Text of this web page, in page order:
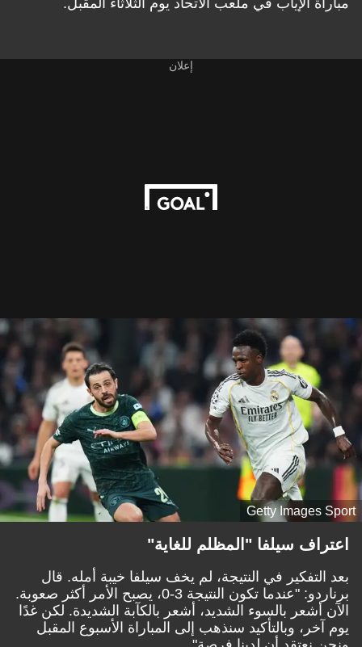
إعلان
Getty Images Sport
اعتراف سيلفا "المظلم للغاية"
بعد التفكير في النتيجة، لم يخف سيلفا خيبة أمله. قال
برناردو: "عندما تكون النتيجة 3-0، يصبح الأمر أكثر صعوبة.
الآن أشعر بالسوء الشديد، أشعر بالكآبة الشديدة. لكن غدًا
يوم آخر، وبالتأكيد سنذهب إلى المباراة الأسبوع المقبل